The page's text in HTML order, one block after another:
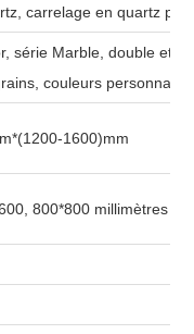
carrelage en quartz
série Marble, double et
couleurs
1600)mm
800*800 millimètres